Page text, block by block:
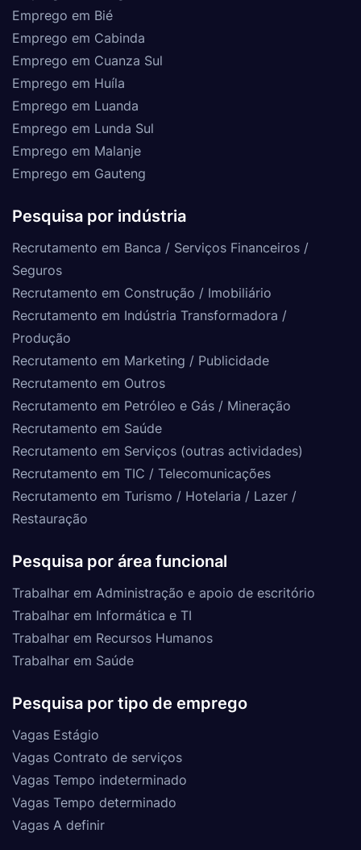
Emprego em Bié
Emprego em Cabinda
Emprego em Cuanza Sul
Emprego em Huíla
Emprego em Luanda
Emprego em Lunda Sul
Emprego em Malanje
Emprego em Gauteng
Pesquisa por indústria
Recrutamento em Banca / Serviços Financeiros /
Seguros
Recrutamento em Construção / Imobiliário
Recrutamento em Indústria Transformadora /
Produção
Recrutamento em Marketing / Publicidade
Recrutamento em Outros
Recrutamento em Petróleo e Gás / Mineração
Recrutamento em Saúde
Recrutamento em Serviços (outras actividades)
Recrutamento em TIC / Telecomunicações
Recrutamento em Turismo / Hotelaria / Lazer /
Restauração
Pesquisa por área funcional
Trabalhar em Administração e apoio de escritório
Trabalhar em Informática e TI
Trabalhar em Recursos Humanos
Trabalhar em Saúde
Pesquisa por tipo de emprego
Vagas Estágio
Vagas Contrato de serviços
Vagas Tempo indeterminado
Vagas Tempo determinado
Vagas A definir